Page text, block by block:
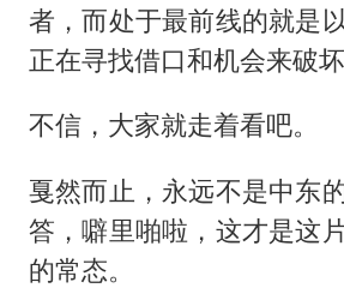
者，而处于最前线的就是
正在寻找借口和机会来破
不信，大家就走着看吧。
戛然而止，永远不是中东
答，噼里啪啦，这才是这
的常态。